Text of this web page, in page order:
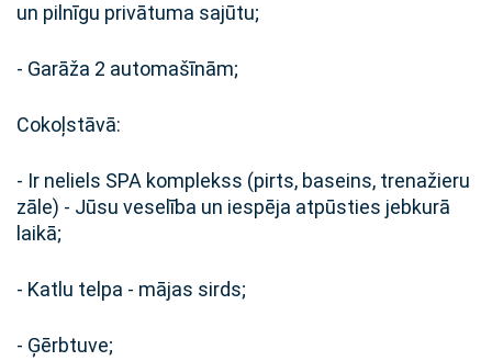
un pilnīgu privātuma sajūtu;
- Garāža 2 automašīnām;
Cokoļstāvā:
- Ir neliels SPA komplekss (pirts, baseins, trenažieru
zāle) - Jūsu veselība un iespēja atpūsties jebkurā
laikā;
- Katlu telpa - mājas sirds;
- Ģērbtuve;